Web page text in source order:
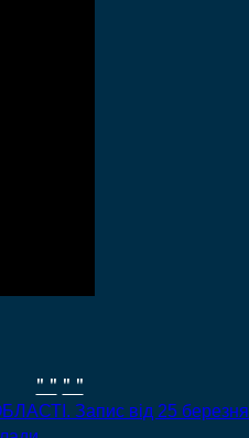
" " " "
Запис від 25 березня